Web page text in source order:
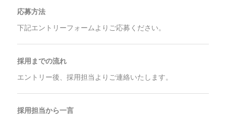
応募方法
下記エントリーフォームよりご応募ください。
採用までの流れ
エントリー後、採用担当よりご連絡いたします。
採用担当から一言